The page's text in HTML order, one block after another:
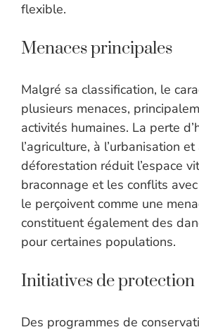
flexible.
Menaces principales
Malgré sa classification, le
plusieurs menaces,
activités humaines. La perte
l’agriculture, à l’urbanisation et
déforestation réduit l’espace
braconnage et les conflits
le perçoivent comme une
constituent également des
pour certaines populations.
Initiatives de protection
Des programmes de